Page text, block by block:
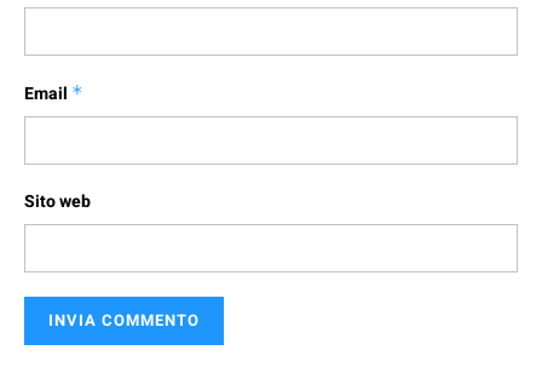
Email *
Sito web